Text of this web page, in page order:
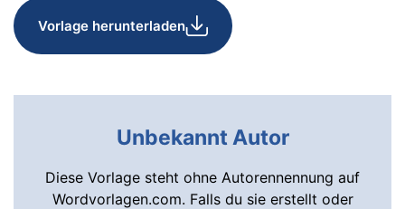
Vorlage herunterladen
Unbekannt Autor
Diese Vorlage steht ohne Autorennennung auf
Wordvorlagen.com. Falls du sie erstellt oder